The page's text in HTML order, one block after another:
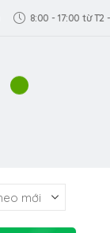
8:00 - 17:00 từ T2